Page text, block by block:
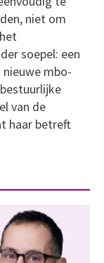
niet om
soepel: een
nieuwe mbo-
van de
haar betreft